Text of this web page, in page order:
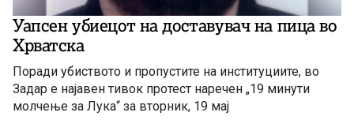
Уапсен убиецот на доставувач на пица во
Хрватска
Поради убиството и пропустите на институциите, во
Задар е најавен тивок протест наречен „19 минути
молчење за Лука“ за вторник, 19 мај